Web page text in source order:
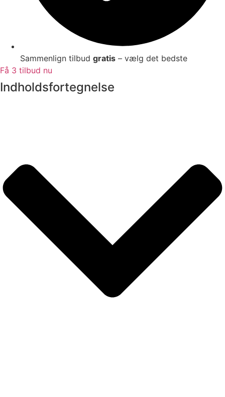
Sammenlign tilbud gratis – vælg det bedste
Få 3 tilbud nu
Indholdsfortegnelse